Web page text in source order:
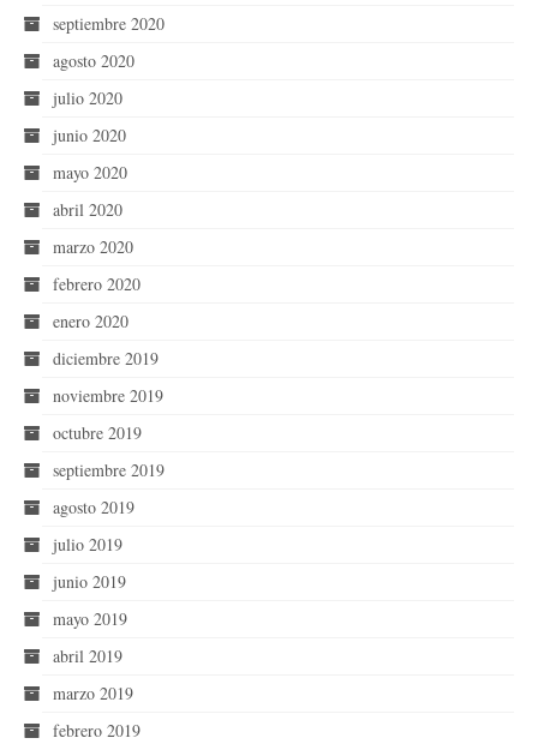
septiembre 2020
agosto 2020
julio 2020
junio 2020
mayo 2020
abril 2020
marzo 2020
febrero 2020
enero 2020
diciembre 2019
noviembre 2019
octubre 2019
septiembre 2019
agosto 2019
julio 2019
junio 2019
mayo 2019
abril 2019
marzo 2019
febrero 2019